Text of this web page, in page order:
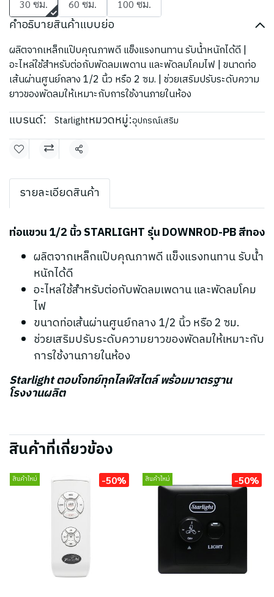
30 ซม. 60 ซม. 100 ซม.
คำอธิบายสินค้าแบบย่อ
ผลิตจากเหล็กแป๊บคุณภาพดี แข็งแรงทนทาน รับน้ำหนักได้ดี |
อะไหล่ใช้สำหรับต่อกับพัดลมเพดาน และพัดลมโคมไฟ | ขนาดท่อ
เส้นผ่านศูนย์กลาง 1/2 นิ้ว หรือ 2 ซม. | ช่วยเสริมปรับระดับความ
ยาวของพัดลมให้เหมาะกับการใช้งานภายในห้อง
แบรนด์: Starlightหมวดหมู่:อุปกรณ์เสริม
แชร์
รายละเอียดสินค้า
ท่อแขวน 1/2 นิ้ว STARLIGHT รุ่น DOWNROD-PB สีทอง
ผลิตจากเหล็กแป๊บคุณภาพดี แข็งแรงทนทาน รับน้ำ
หนักได้ดี
อะไหล่ใช้สำหรับต่อกับพัดลมเพดาน และพัดลมโคม
ไฟ
ขนาดท่อเส้นผ่านศูนย์กลาง 1/2 นิ้ว หรือ 2 ซม.
ช่วยเสริมปรับระดับความยาวของพัดลมให้เหมาะกับ
การใช้งานภายในห้อง
Starlight ตอบโจทย์ทุกไลฟ์สไตล์ พร้อมมาตรฐาน
โรงงานผลิต
สินค้าที่เกี่ยวข้อง
สินค้าใหม่ -50% สินค้าใหม่ -50%